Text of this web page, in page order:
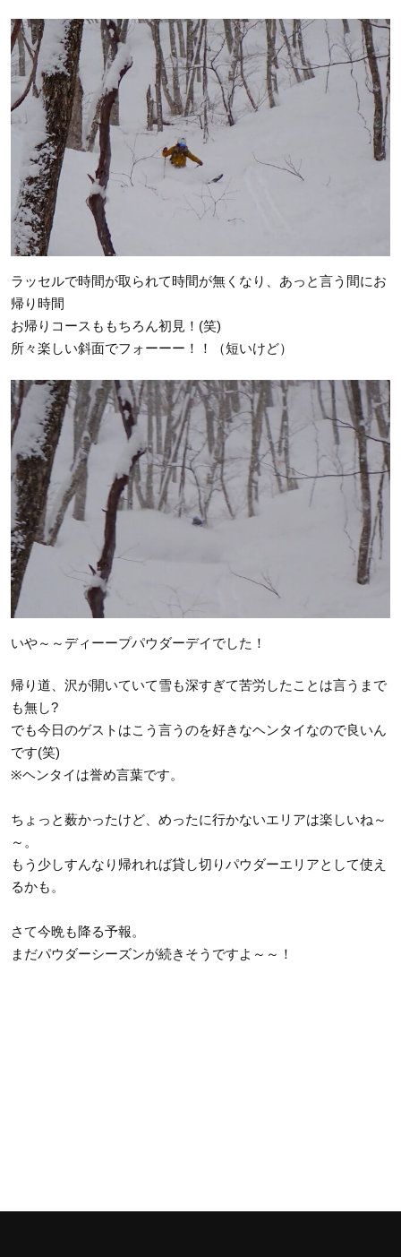
ラッセルで時間が取られて時間が無くなり、あっと言う間にお
帰り時間
お帰りコースももちろん初見！(笑)
所々楽しい斜面でフォーーー！！（短いけど）
いや～～ディーープパウダーデイでした！
帰り道、沢が開いていて雪も深すぎて苦労したことは言うまで
も無し?
でも今日のゲストはこう言うのを好きなヘンタイなので良いん
です(笑)
※ヘンタイは誉め言葉です。
ちょっと薮かったけど、めったに行かないエリアは楽しいね～
～。
もう少しすんなり帰れれば貸し切りパウダーエリアとして使え
るかも。
さて今晩も降る予報。
まだパウダーシーズンが続きそうですよ～～！